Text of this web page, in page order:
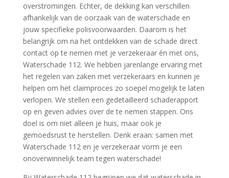
overstromingen.​ Echter, de dekking kan verschillen
afhankelijk van de oorzaak van de waterschade en
jouw specifieke polisvoorwaarden.​ Daarom is het
belangrijk om na het ontdekken van de schade direct
contact op te nemen met je verzekeraar én met ons,
Waterschade 112.​ We hebben jarenlange ervaring met
het regelen van zaken met verzekeraars en kunnen je
helpen om het claimproces zo soepel mogelijk te laten
verlopen.​ We stellen een gedetailleerd schaderapport
op en geven advies over de te nemen stappen.​ Ons
doel is om niet alleen je huis, maar ook je
gemoedsrust te herstellen.​ Denk eraan: samen met
Waterschade 112 en je verzekeraar vorm je een
onoverwinnelijk team tegen waterschade!